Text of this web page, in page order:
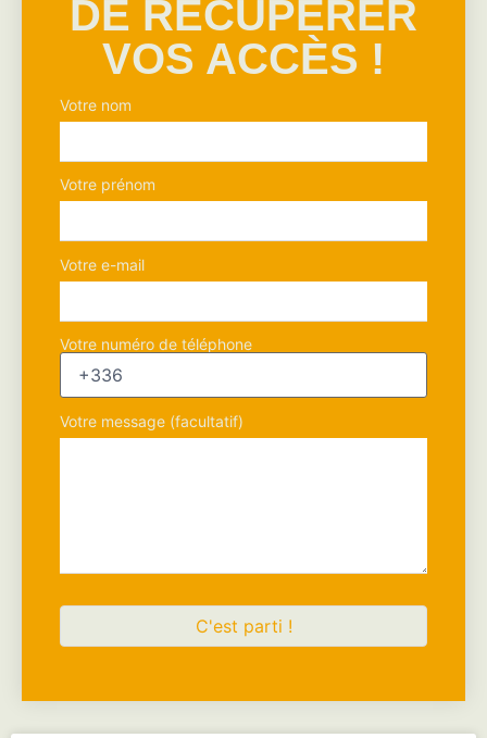
DE RÉCUPÉRER
VOS ACCÈS !
Votre nom
Votre prénom
Votre e-mail
Votre numéro de téléphone
Votre message (facultatif)